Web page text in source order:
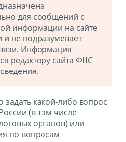
для сообщений о
информации на сайте
не подразумевает
Информация
редактору сайта ФНС
какой-либо вопрос
(в том числе
органов) или
по вопросам